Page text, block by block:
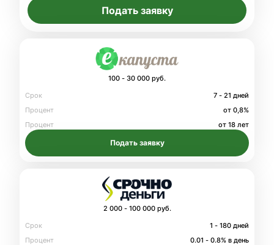
Подать заявку
100 - 30 000 руб.
Срок
7 - 21 дней
Процент
от 0,8%
Процент
от 18 лет
Подать заявку
2 000 - 100 000 руб.
Срок
1 - 180 дней
Процент
0.01 - 0.8% в день